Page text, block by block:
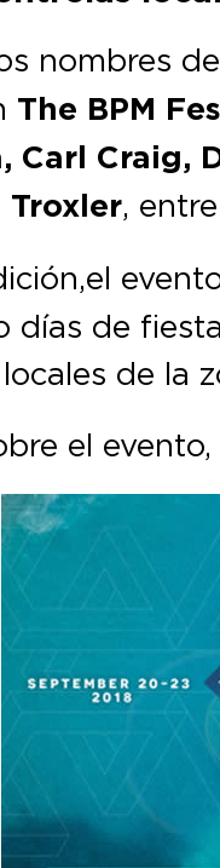
nombres
The BPM
Craig,
Troxler,
el
días de
de la
el